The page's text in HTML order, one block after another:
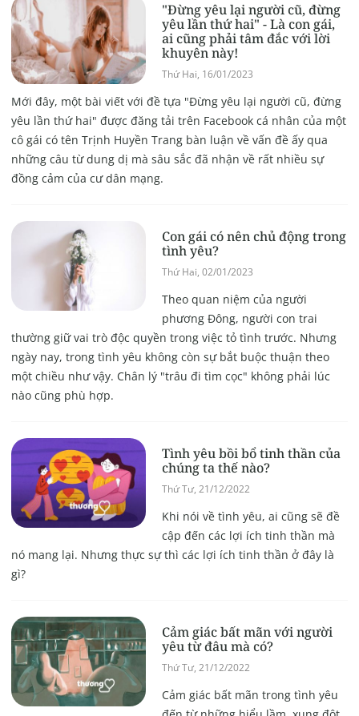
"Đừng yêu lại người cũ, đừng
yêu lần thứ hai" - Là con gái,
ai cũng phải tâm đắc với lời
khuyên này!
Thứ Hai, 16/01/2023
Mới đây, một bài viết với đề tựa "Đừng yêu lại người cũ, đừng
yêu lần thứ hai" được đăng tải trên Facebook cá nhân của một
cô gái có tên Trịnh Huyền Trang bàn luận về vấn đề ấy qua
những câu từ dung dị mà sâu sắc đã nhận về rất nhiều sự
đồng cảm của cư dân mạng.
Con gái có nên chủ động trong
tình yêu?
Thứ Hai, 02/01/2023
Theo quan niệm của người
phương Đông, người con trai
thường giữ vai trò độc quyền trong việc tỏ tình trước. Nhưng
ngày nay, trong tình yêu không còn sự bắt buộc thuận theo
một chiều như vậy. Chân lý "trâu đi tìm cọc" không phải lúc
nào cũng phù hợp.
Tình yêu bồi bổ tinh thần của
chúng ta thế nào?
Thứ Tư, 21/12/2022
Khi nói về tình yêu, ai cũng sẽ đề
cập đến các lợi ích tinh thần mà
nó mang lại. Nhưng thực sự thì các lợi ích tinh thần ở đây là
gì?
Cảm giác bất mãn với người
yêu từ đâu mà có?
Thứ Tư, 21/12/2022
Cảm giác bất mãn trong tình yêu